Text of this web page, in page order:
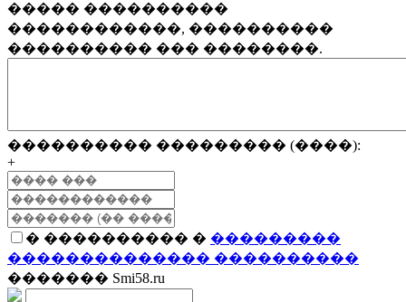
����� ����������
������������, ����������
���������� ��� ��������.
���������� ��������� (����):
+
� ���������� � ���������
�������������� ����������
������� Smi58.ru